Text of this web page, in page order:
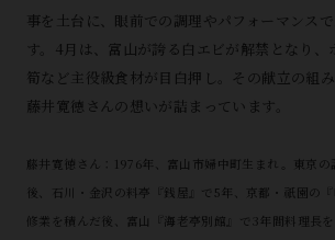
事を土台に、眼前での調理やパフォーマンス
す。4月は、富山が誇る白エビが解禁となり、
筍など主役級食材が目白押し。その献立の組
藤井寛徳さんの想いが詰まっています。
藤井寛徳さん：1976年、富山市婦中町生まれ。東京の
後、石川・金沢の料亭『銭屋』で5年、京都・祇園の
修業を積んだ後、富山『海老亭別館』で3年間料理長